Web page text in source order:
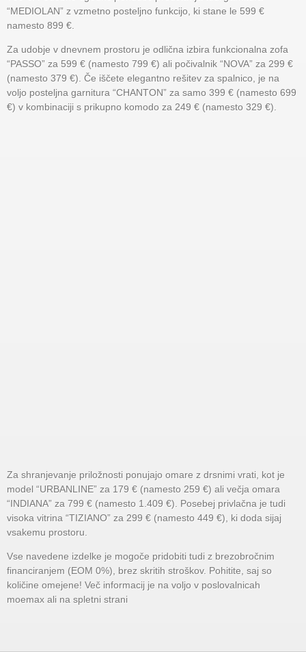
“MEDIOLAN” z vzmetno posteljno funkcijo, ki stane le 599 €
namesto 899 €.
Za udobje v dnevnem prostoru je odlična izbira funkcionalna zofa
“PASSO” za 599 € (namesto 799 €) ali počivalnik “NOVA” za 299 €
(namesto 379 €). Če iščete elegantno rešitev za spalnico, je na
voljo posteljna garnitura “CHANTON” za samo 399 € (namesto 699
€) v kombinaciji s prikupno komodo za 249 € (namesto 329 €).
Za shranjevanje priložnosti ponujajo omare z drsnimi vrati, kot je
model “URBANLINE” za 179 € (namesto 259 €) ali večja omara
“INDIANA” za 799 € (namesto 1.409 €). Posebej privlačna je tudi
visoka vitrina “TIZIANO” za 299 € (namesto 449 €), ki doda sijaj
vsakemu prostoru.
Vse navedene izdelke je mogoče pridobiti tudi z brezobročnim
financiranjem (EOM 0%), brez skritih stroškov. Pohitite, saj so
količine omejene! Več informacij je na voljo v poslovalnicah
moemax ali na spletni strani